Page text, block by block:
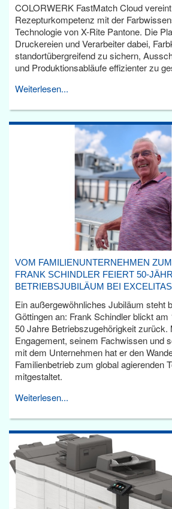
COLORWERK FastMatch Cloud
Rezepturkompetenz mit der
Technologie von X-Rite Pantone. Die
Druckereien und Verarbeiter dabei,
standortübergreifend zu sichern,
und Produktionsabläufe effizienter zu
Weiterlesen...
VOM FAMILIENUNTERNEHMEN
FRANK SCHINDLER FEIERT 50-
BETRIEBSJUBILÄUM BEI EXCELITAS
Ein außergewöhnliches Jubiläum steht
Göttingen an: Frank Schindler blickt am
50 Jahre Betriebszugehörigkeit zurück.
Engagement, seinem Fachwissen und
mit dem Unternehmen hat er den
Familienbetrieb zum global agierenden
mitgestaltet.
Weiterlesen...